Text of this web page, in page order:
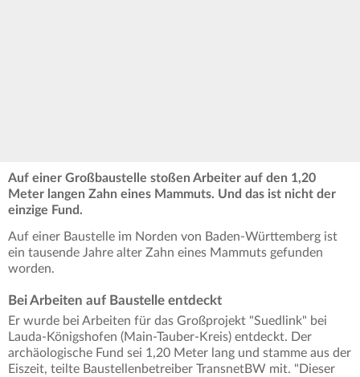
Auf einer Großbaustelle stoßen Arbeiter auf den 1,20
Meter langen Zahn eines Mammuts. Und das ist nicht der
einzige Fund.
Auf einer Baustelle im Norden von Baden-Württemberg ist
ein tausende Jahre alter Zahn eines Mammuts gefunden
worden.
Bei Arbeiten auf Baustelle entdeckt
Er wurde bei Arbeiten für das Großprojekt "Suedlink" bei
Lauda-Königshofen (Main-Tauber-Kreis) entdeckt. Der
archäologische Fund sei 1,20 Meter lang und stamme aus der
Eiszeit, teilte Baustellenbetreiber TransnetBW mit. "Dieser